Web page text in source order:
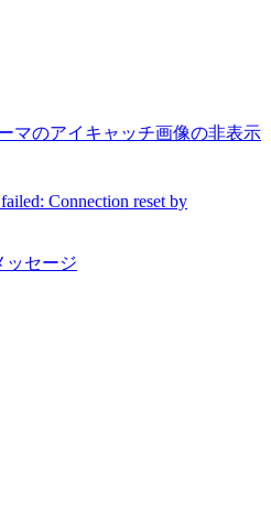
ーマのアイキャッチ画像の非表示
Connection reset by
ッセージ